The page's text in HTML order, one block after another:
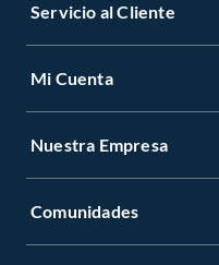
Servicio al Cliente
Mi Cuenta
Nuestra Empresa
Comunidades